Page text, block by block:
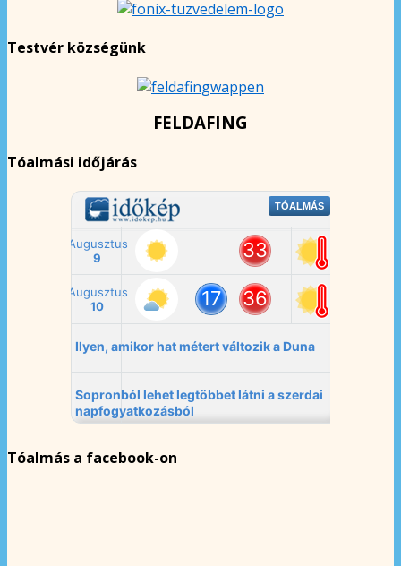
Testvér községünk
FELDAFING
Tóalmási időjárás
Tóalmás a facebook-on